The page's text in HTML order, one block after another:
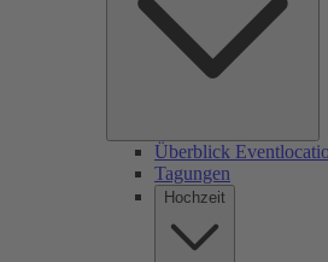
Überblick
Tagungen
Hochzeit